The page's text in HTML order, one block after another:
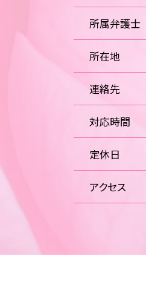
所属弁護士
所在地
連絡先
対応時間
定休日
アクセス